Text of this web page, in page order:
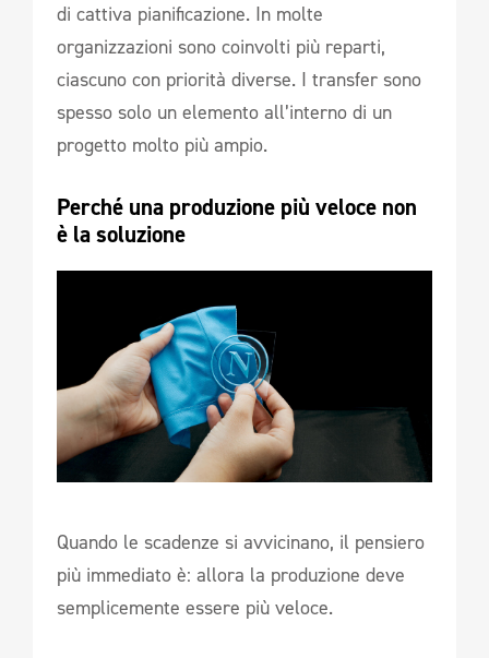
di cattiva pianificazione. In molte
organizzazioni sono coinvolti più reparti,
ciascuno con priorità diverse. I transfer sono
spesso solo un elemento all’interno di un
progetto molto più ampio.
Perché una produzione più veloce non
è la soluzione
Quando le scadenze si avvicinano, il pensiero
più immediato è: allora la produzione deve
semplicemente essere più veloce.